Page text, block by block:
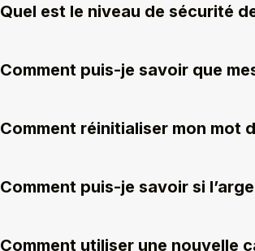
Quel est le niveau de sécurité
Comment puis-je savoir que
Comment réinitialiser mon mot
Comment puis-je savoir si
Comment utiliser une nouvelle